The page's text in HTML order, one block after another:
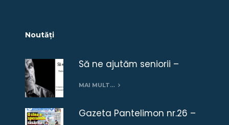
Noutăți
Să ne ajutăm seniorii –
MAI MULT…
Gazeta Pantelimon nr.26 –